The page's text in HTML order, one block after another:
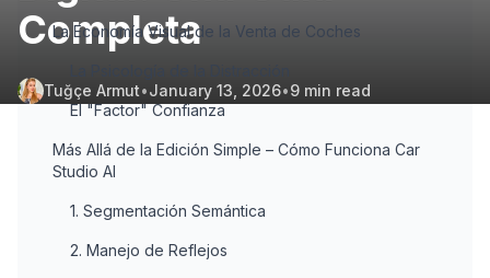
Completa
Tuğçe Armut•January 13, 2026•9 min read
La Economía Visual de la Venta de Coches
El "Factor" Confianza
Más Allá de la Edición Simple – Cómo Funciona Car
Studio AI
1. Segmentación Semántica
2. Manejo de Reflejos